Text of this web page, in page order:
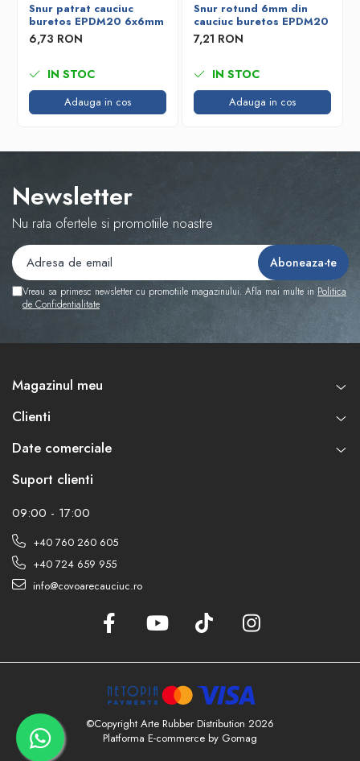
Snur patrat cauciuc
buretos EPDM20 6x6mm
6,73 RON
IN STOC
Adauga in cos
Snur rotund 6mm din
cauciuc buretos EPDM20
7,21 RON
IN STOC
Adauga in cos
Newsletter
Nu rata ofertele si promotiile noastre
Vreau sa primesc newsletter cu promotiile magazinului. Afla mai multe in Politica
de Confidentialitate
Magazinul meu
Clienti
Date comerciale
Suport clienti
09:00 - 17:00
+40 760 260 605
+40 724 659 955
info@covoarecauciuc.ro
©Copyright Arte Rubber Distribution 2026
Platforma E-commerce by Gomag